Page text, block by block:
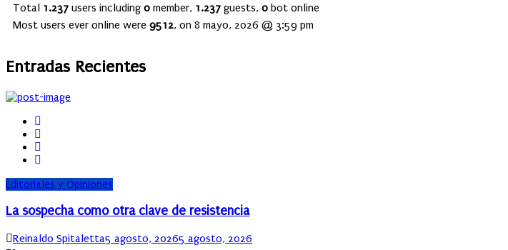
Total 1.237 users including 0 member, 1.237 guests, 0 bot online
Most users ever online were 9512, on 8 mayo, 2026 @ 3:59 pm
Entradas Recientes
Editoriales y Opiniones
La sospecha como otra clave de resistencia
Author
Reinaldo SpitalettaPosted
5 agosto, 20265 agosto, 2026